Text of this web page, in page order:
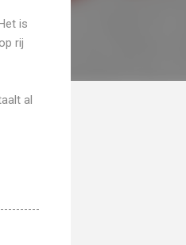
is
rij
al